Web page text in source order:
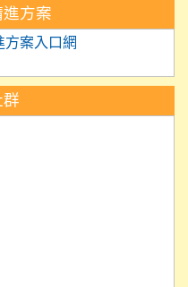
方案
方案入口網